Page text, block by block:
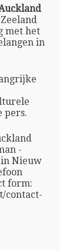
met het
in
pers.
-
Nieuw
form:
contact-